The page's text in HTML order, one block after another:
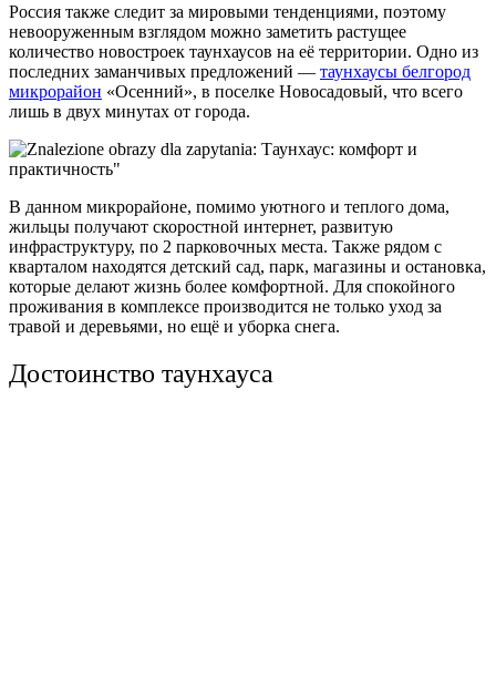
Россия также следит за мировыми тенденциями, поэтому
невооруженным взглядом можно заметить растущее
количество новостроек таунхаусов на её территории. Одно из
последних заманчивых предложений — таунхаусы белгород
микрорайон «Осенний», в поселке Новосадовый, что всего
лишь в двух минутах от города.
В данном микрорайоне, помимо уютного и теплого дома,
жильцы получают скоростной интернет, развитую
инфраструктуру, по 2 парковочных места. Также рядом с
кварталом находятся детский сад, парк, магазины и остановка,
которые делают жизнь более комфортной. Для спокойного
проживания в комплексе производится не только уход за
травой и деревьями, но ещё и уборка снега.
Достоинство таунхауса